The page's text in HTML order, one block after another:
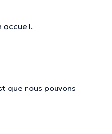
accueil.
que nous pouvons